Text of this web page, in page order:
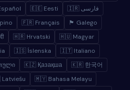
🇪🇪 Eesti
🇮🇷 فارسی
🇫🇷 Français
🏴 Galego
🇭🇷 Hrvatski
🇭🇺 Magyar
🇮🇸 Íslenska
🇮🇹 Italiano
🇰🇿 Қазақша
🇰🇷 한국어
🇲🇾 Bahasa Melayu